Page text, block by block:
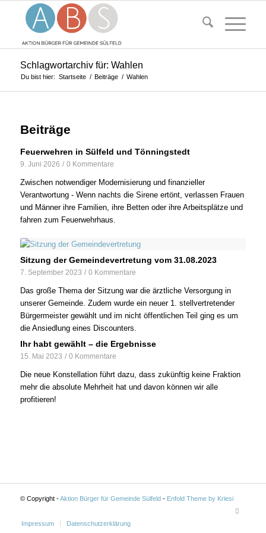
Schlagwortarchiv für: Wahlen
Du bist hier: Startseite / Beiträge / Wahlen
Beiträge
Feuerwehren in Sülfeld und Tönningstedt
9. Juni 2026 / 0 Kommentare
Zwischen notwendiger Modernisierung und finanzieller
Verantwortung - Wenn nachts die Sirene ertönt, verlassen Frauen
und Männer ihre Familien, ihre Betten oder ihre Arbeitsplätze und
fahren zum Feuerwehrhaus.
Sitzung der Gemeindevertretung vom 31.08.2023
7. September 2023 / 0 Kommentare
Das große Thema der Sitzung war die ärztliche Versorgung in
unserer Gemeinde. Zudem wurde ein neuer 1. stellvertretender
Bürgermeister gewählt und im nicht öffentlichen Teil ging es um
die Ansiedlung eines Discounters.
Ihr habt gewählt – die Ergebnisse
15. Mai 2023 / 0 Kommentare
Die neue Konstellation führt dazu, dass zukünftig keine Fraktion
mehr die absolute Mehrheit hat und davon können wir alle
profitieren!
© Copyright -Aktion Bürger für Gemeinde Sülfeld- Enfold Theme by Kriesi
Impressum Datenschutzerklärung